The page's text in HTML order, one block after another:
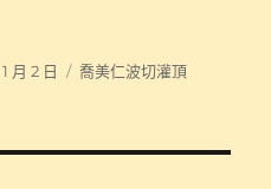
月 2 日
分
喬美仁波切灌頂